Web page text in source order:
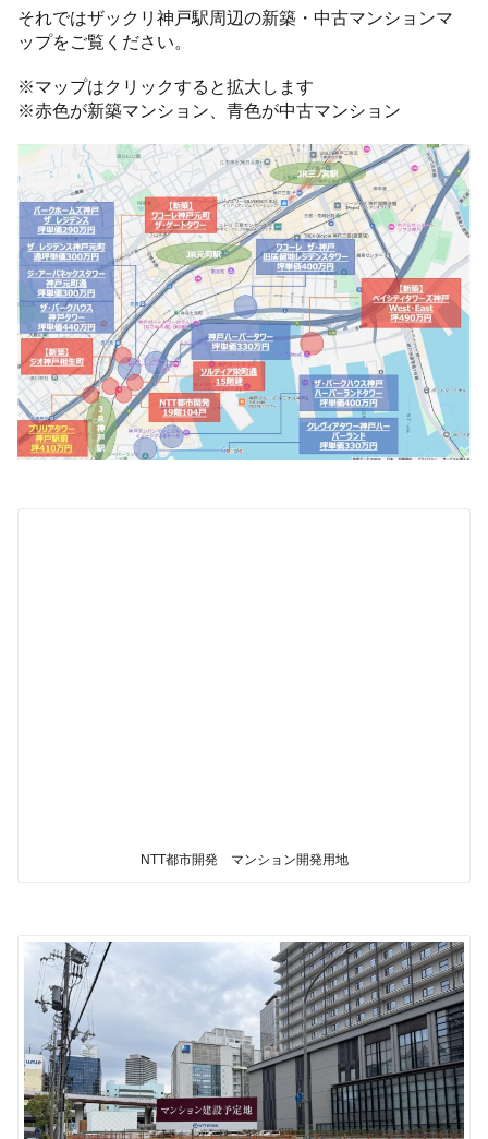
それではザックリ神戸駅周辺の新築・中古マンションマ
ップをご覧ください。
※マップはクリックすると拡大します
※赤色が新築マンション、青色が中古マンション
NTT都市開発 マンション開発用地